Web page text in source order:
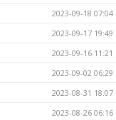
2023-09-18 07:04
2023-09-17 19:49
2023-09-16 11:21
2023-09-02 06:29
2023-08-31 18:07
2023-08-26 06:16